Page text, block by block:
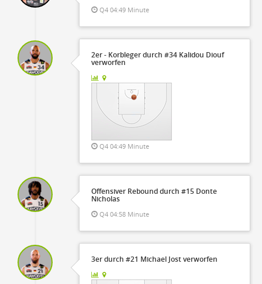
Q4 04:49 Minute
2er - Korbleger durch #34 Kalidou Diouf
verworfen
Q4 04:49 Minute
Offensiver Rebound durch #15 Donte
Nicholas
Q4 04:58 Minute
3er durch #21 Michael Jost verworfen